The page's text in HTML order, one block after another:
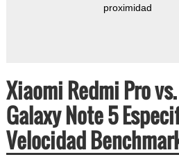
proximidad
Xiaomi Redmi Pro
Galaxy Note 5
Velocidad